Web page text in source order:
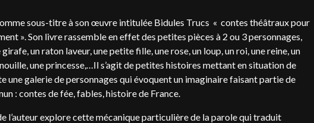
sous-titre à son œuvre intitulée Bidules Trucs « contes théâtraux pour
». Son livre rassemble en effet des petites pièces à 2 ou 3 personnages,
un raton laveur, une petite fille, une rose, un loup, un roi, une reine, un
une princesse,…Il s’agit de petites histoires mettant en situation de
une galerie de personnages qui évoquent un imaginaire faisant partie de
: contes de fée, fables, histoire de France.
l’auteur explore cette mécanique particulière de la parole qui traduit